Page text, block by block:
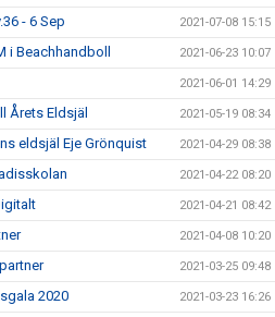
- 6 Sep 2021-07-08 15:15
i Beachhandboll 2021-06-23 10:07
2021-06-01 14:29
Årets Eldsjäl 2021-05-19 08:34
eldsjäl Eje Grönquist 2021-04-29 08:38
2021-04-22 08:20
2021-04-21 08:42
2021-04-08 10:20
2021-03-25 09:48
2020 2021-03-23 16:26